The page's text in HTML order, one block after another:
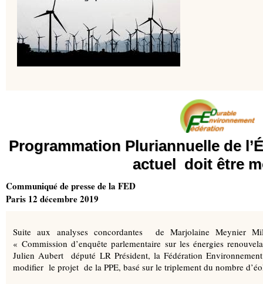
Programmation Pluriannuelle de
actuel doit être
Communiqué de presse de la FED
Paris 12 décembre 2019
Suite aux analyses concordantes de Marjolaine Meynier
« Commission d’enquête parlementaire sur les énergies
Julien Aubert député LR Président, la Fédération
modifier le projet de la PPE, basé sur le triplement du